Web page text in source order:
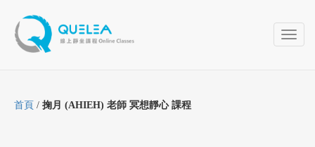
Toggle
首頁 / 掬月 (AHIEH) 老師 冥想靜心 課程